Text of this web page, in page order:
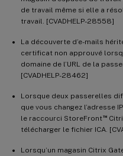
de travail même si elle a
travail. [CVADHELP-28558]
La découverte d’e-mails
certificat non approuvé
domaine de l’URL de la
[CVADHELP-28462]
Lorsque deux passerelles
que vous changez l’adresse
le raccourci StoreFront™
télécharger le fichier ICA.
Lorsqu’un magasin Citrix